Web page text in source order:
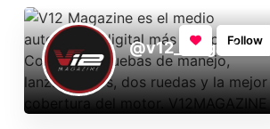
Follow
@v12_magazine